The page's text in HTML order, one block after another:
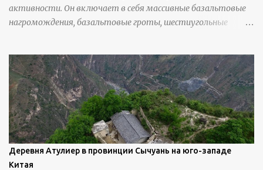
активности. Он включает в себя массивные базальтовые
нагромождения, базальтовые гроты, шестиугольные
Деревня Атулиер в провинции Сычуань на юго-западе
Китая